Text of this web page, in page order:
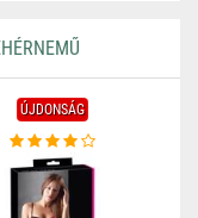
ÚJDONSÁG